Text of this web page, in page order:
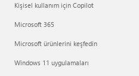
Kişisel kullanım için Copilot
Microsoft 365
Microsoft ürünlerini keşfedin
Windows 11 uygulamaları